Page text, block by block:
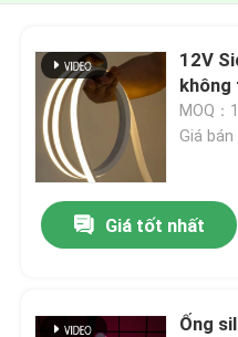
12V
không
MOQ：
Giá
Giá tốt nhất
Ống